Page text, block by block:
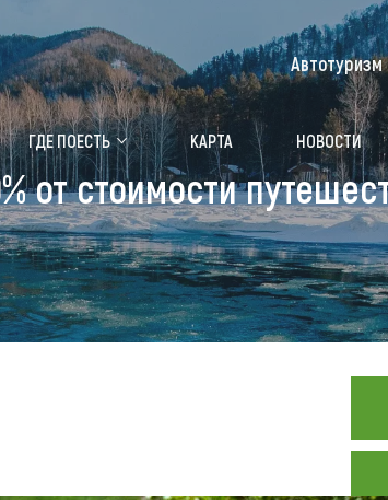
Медицинский форум
Чем заняться
Календарь событий
Аудиогид
Мой маршрут
ГДЕ ПОЕСТЬ КАРТА НОВОСТИ
Автотуризм
от стоимости